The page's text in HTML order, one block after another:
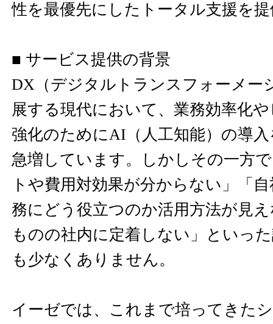
性を最優先にしたトータル支援を
■ サービス提供の背景
DX（デジタルトランスフォーメー
展する現代において、業務効率化
強化のためにAI（人工知能）の導
急増しています。しかしその一方
トや費用対効果が分からない」「
務にどう役立つのか活用方法が見
ものの社内に定着しない」といっ
も少なくありません。
イーゼでは、これまで培ってきた